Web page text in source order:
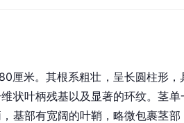
厘米。其根系粗壮，呈长圆柱形
状叶柄残基以及显著的环纹。茎
基部有宽阔的叶鞘，略微包裹茎